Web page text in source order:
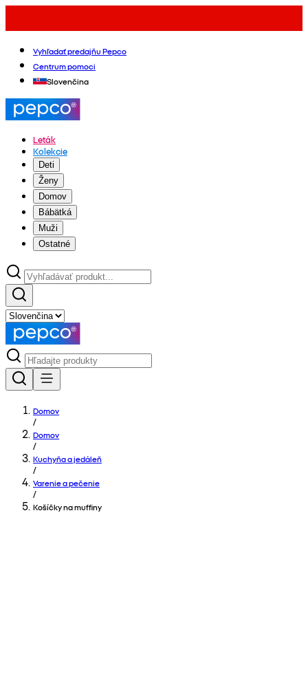
Vyhľadať predajňu Pepco
Centrum pomoci
Slovenčina
Leták
Kolekcie
Deti
Ženy
Domov
Bábätká
Muži
Ostatné
Domov
/
Domov
/
Kuchyňa a jedáleň
/
Varenie a pečenie
/
Košíčky na muffiny